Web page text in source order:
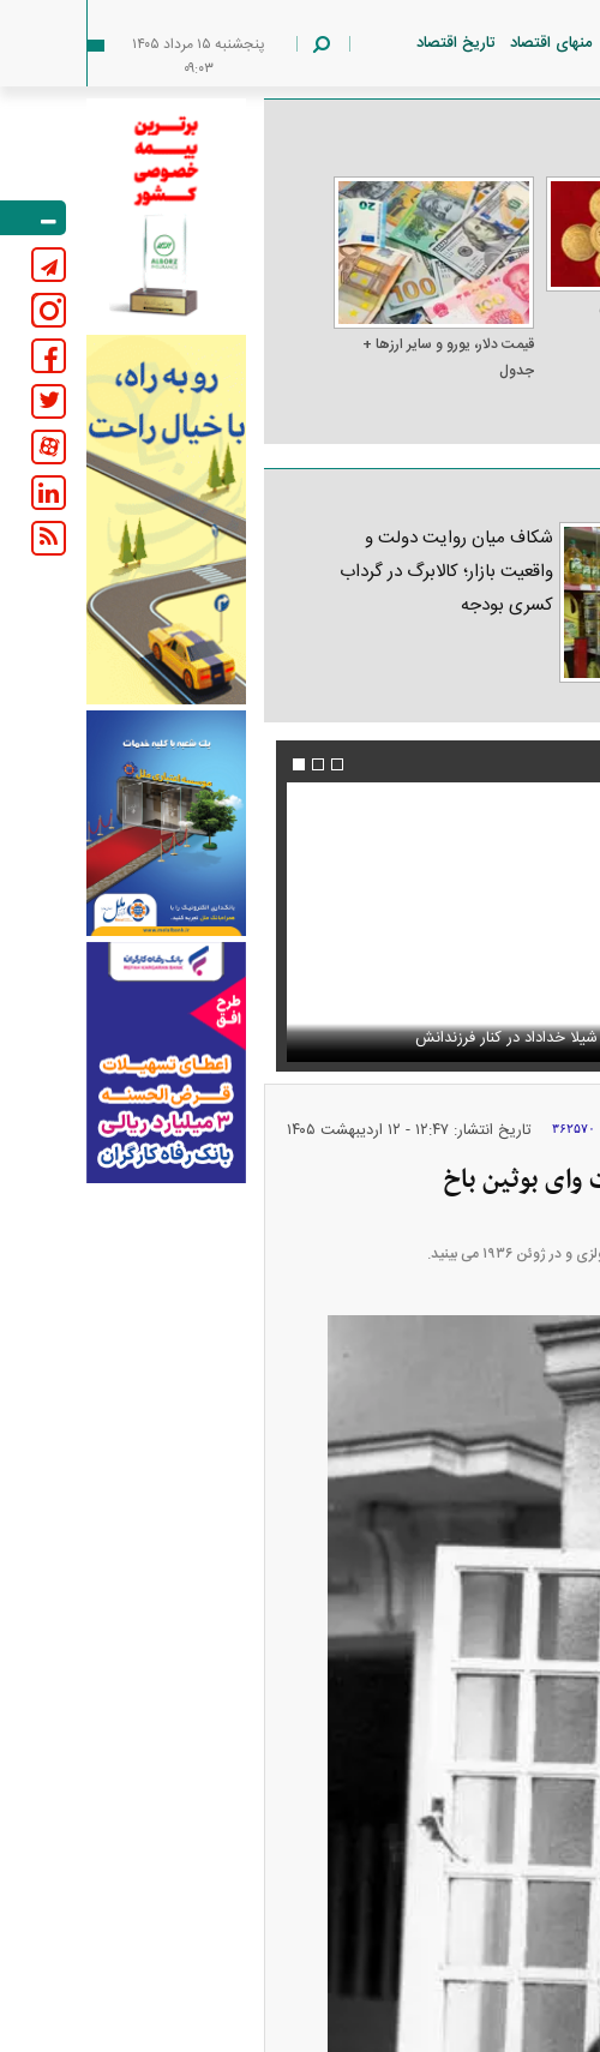
منهای اقتصاد تاریخ اقتصاد
پنجشنبه ۱۵ مرداد ۱۴۰۵
۰۹:۰۳
قیمت دلار، یورو و سایر ارز‌ها +
جدول
شکاف میان روایت دولت و
واقعیت بازار؛ کالابرگ در گرداب
کسری بودجه
خداداد در کنار فرزندانش عکس / قاب عاشقانه همایون شجریان و
۳۶۲۵۷۰ تاریخ انتشار: ۱۲:۴۷ - ۱۲ ارديبهشت ۱۴۰۵
۱۹۳۶ می بینید.